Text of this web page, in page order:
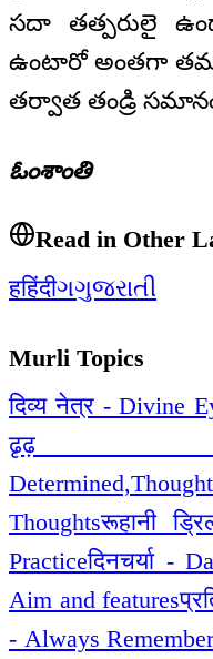
సదా తత్పరులై
ఉంటారో అంతగా
తర్వాత తండ్రి
ఓంశాంతి
Read in Other
हहिंदीગગુજરાતી
Murli Topics
दिव्य नेत्र - Divine
ढृढ़
Thoughtsरूहानी
Practiceदिनचर्या -
Aim and features
- Always